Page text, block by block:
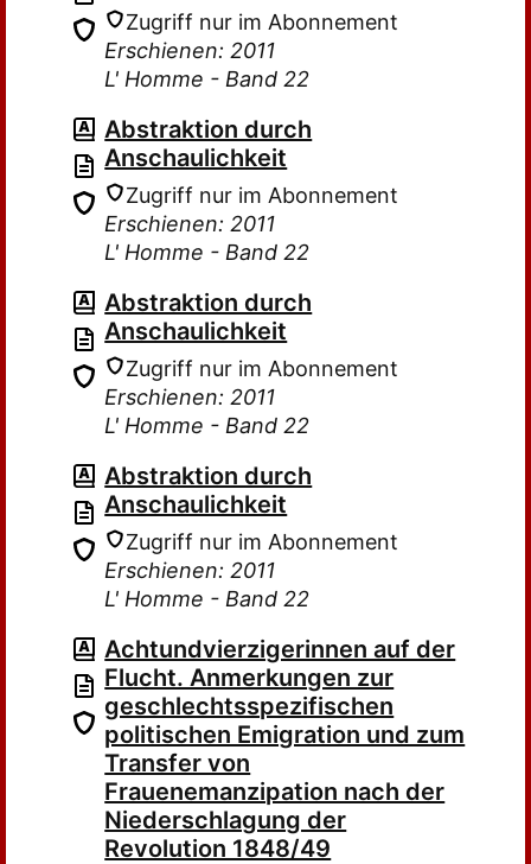
Zugriff nur im Abonnement
Erschienen: 2011
L' Homme - Band 22
Abstraktion durch
Anschaulichkeit
Zugriff nur im Abonnement
Erschienen: 2011
L' Homme - Band 22
Abstraktion durch
Anschaulichkeit
Zugriff nur im Abonnement
Erschienen: 2011
L' Homme - Band 22
Abstraktion durch
Anschaulichkeit
Zugriff nur im Abonnement
Erschienen: 2011
L' Homme - Band 22
Achtundvierzigerinnen auf der
Flucht. Anmerkungen zur
geschlechtsspezifischen
politischen Emigration und zum
Transfer von
Frauenemanzipation nach der
Niederschlagung der
Revolution 1848/49